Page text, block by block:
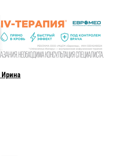
Ирина